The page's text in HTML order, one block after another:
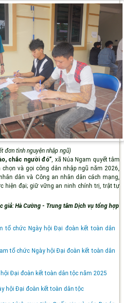
đơn tình nguyện nhập ngũ)
chắc người đó” , xã Núa Ngam quyết tâm
và gọi công dân nhập ngũ năm 2026,
dân và Công an nhân dân cách mạng,
hiện đại; giữ vững an ninh chính trị, trật tự
giả: Hà Cường - Trung tâm Dịch vụ tổng hợp
tổ chức Ngày hội Đại đoàn kết toàn dân
tổ chức Ngày hội Đại đoàn kết toàn dân
Đại đoàn kết toàn dân tộc năm 2025
hội Đại đoàn kết toàn dân tộc